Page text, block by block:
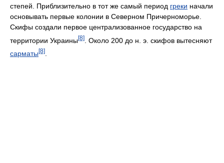
степей. Приблизительно в тот же самый период греки начали
основывать первые колонии в Северном Причерноморье.
Скифы создали первое централизованное государство на
территории Украины[8]
. Около 200 до н. э. скифов вытесняют
сарматы [8]